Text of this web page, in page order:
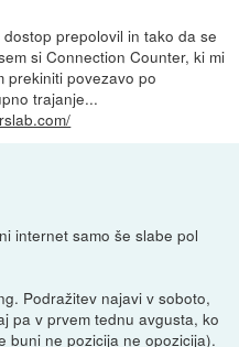
prepolovil in tako da se
si Connection Counter, ki mi
prekiniti povezavo po
trajanje...
internet samo še slabe pol
Podražitev najavi v soboto,
pa v prvem tednu avgusta, ko
buni ne pozicija ne opozicija).